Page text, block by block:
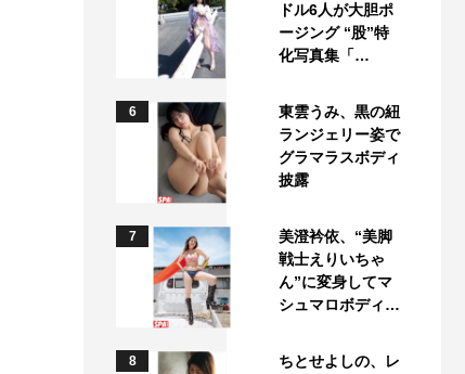
ドル6人が大胆ポ
ージング “股”特
化写真集「…
6
東雲うみ、黒の紐
ランジェリー姿で
グラマラスボディ
披露
7
美澄衿依、“美脚
戦士えりいちゃ
ん”に変身してマ
シュマロボディ…
8
ちとせよしの、レ